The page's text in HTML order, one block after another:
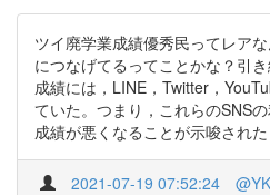
ツイ廃学業成績優秀民ってレア
につなげてるってことかな？引
成績には，LINE，Twitter，
ていた。つまり，これらのSNS
成績が悪くなることが示唆され
2021-07-19 07:52:24